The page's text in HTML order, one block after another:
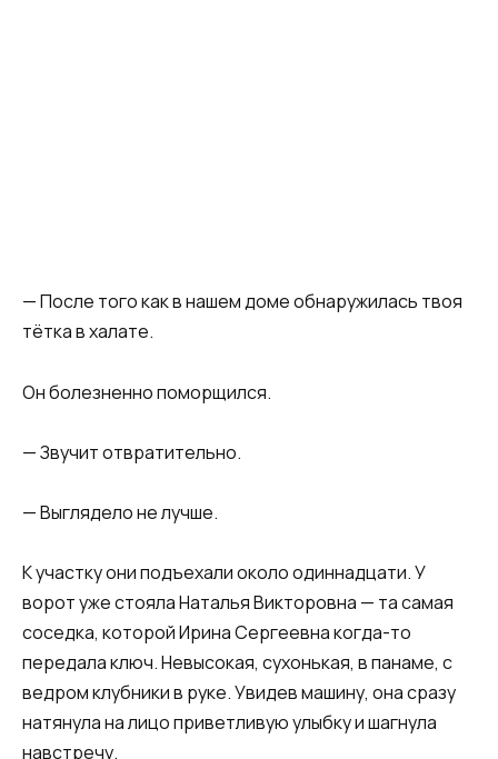
— После того как в нашем доме обнаружилась твоя
тётка в халате.
Он болезненно поморщился.
— Звучит отвратительно.
— Выглядело не лучше.
К участку они подъехали около одиннадцати. У
ворот уже стояла Наталья Викторовна — та самая
соседка, которой Ирина Сергеевна когда-то
передала ключ. Невысокая, сухонькая, в панаме, с
ведром клубники в руке. Увидев машину, она сразу
натянула на лицо приветливую улыбку и шагнула
навстречу.